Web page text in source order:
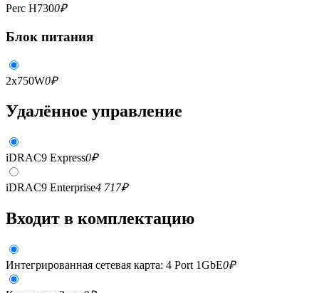
Perc H7300₽
Блок питания
2x750W0₽
Удалённое управление
iDRAC9 Express0₽
iDRAC9 Enterprise4 717₽
Входит в комплектацию
Интегрированная сетевая карта: 4 Port 1GbE0₽